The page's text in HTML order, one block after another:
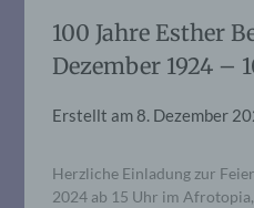
100 Jahre Esther
Dezember 1924 –
Erstellt am8. Dezember
Herzliche Einladung zur
2024 ab 15 Uhr im